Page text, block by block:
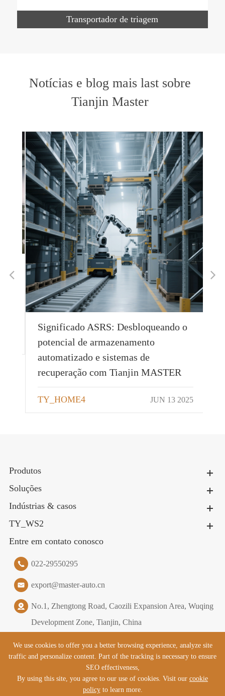
Transportador de triagem
Notícias e blog mais last sobre
Tianjin Master
Significado ASRS: Desbloqueando o
potencial de armazenamento
automatizado e sistemas de
recuperação com Tianjin MASTER
TY_HOME4 JUN 13 2025
Produtos
Soluções
Indústrias & casos
TY_WS2
Entre em contato conosco
022-29550295
export@master-auto.cn
No.1, Zhengtong Road, Caozili Expansion Area, Wuqing
Development Zone, Tianjin, China
Tianjin Master Logistics Equipment Co., Ltd.
TY_ALL_RESERVED
We use cookies to offer you a better browsing experience, analyze site
traffic and personalize content. Part of the tracking is necessary to ensure
SEO effectiveness,
By using this site, you agree to our use of cookies. Visit our cookie
policyto learn more.